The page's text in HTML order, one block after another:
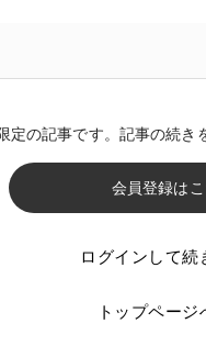
定の記事です。記事の続き
会員登録は
ログインして続
トップページ